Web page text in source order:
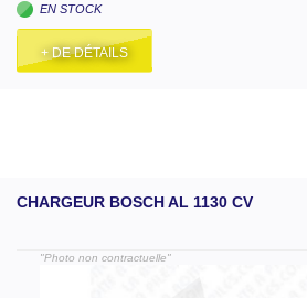
EN STOCK
+ DE DÉTAILS
CHARGEUR BOSCH AL 1130 CV
"Photo non contractuelle"